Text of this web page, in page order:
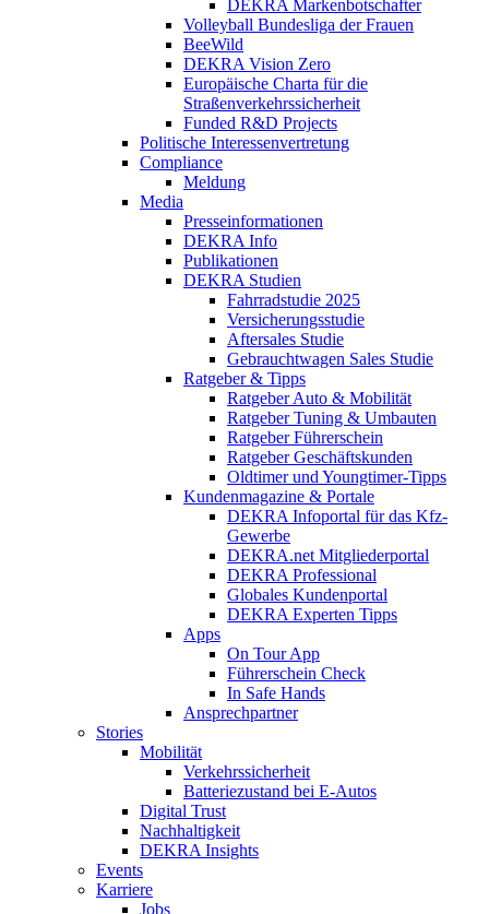
DEKRA Markenbotschafter
Volleyball Bundesliga der Frauen
BeeWild
DEKRA Vision Zero
Europäische Charta für die
Straßenverkehrssicherheit
Funded R&D Projects
Politische Interessenvertretung
Compliance
Meldung
Media
Presseinformationen
DEKRA Info
Publikationen
DEKRA Studien
Fahrradstudie 2025
Versicherungsstudie
Aftersales Studie
Gebrauchtwagen Sales Studie
Ratgeber & Tipps
Ratgeber Auto & Mobilität
Ratgeber Tuning & Umbauten
Ratgeber Führerschein
Ratgeber Geschäftskunden
Oldtimer und Youngtimer-Tipps
Kundenmagazine & Portale
DEKRA Infoportal für das Kfz-
Gewerbe
DEKRA.net Mitgliederportal
DEKRA Professional
Globales Kundenportal
DEKRA Experten Tipps
Apps
On Tour App
Führerschein Check
In Safe Hands
Ansprechpartner
Stories
Mobilität
Verkehrssicherheit
Batteriezustand bei E-Autos
Digital Trust
Nachhaltigkeit
DEKRA Insights
Events
Karriere
Jobs